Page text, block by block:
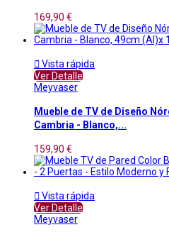
169,90 €
 Vista rápida
Ver Detalle
Meyvaser
Mueble de TV de Diseño
Cambria - Blanco,...
159,90 €
 Vista rápida
Ver Detalle
Meyvaser